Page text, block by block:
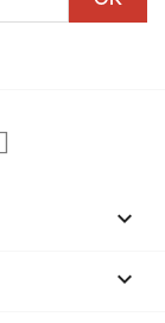

